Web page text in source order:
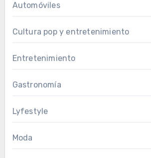
Automóviles
Cultura pop y entretenimiento
Entretenimiento
Gastronomía
Lyfestyle
Moda